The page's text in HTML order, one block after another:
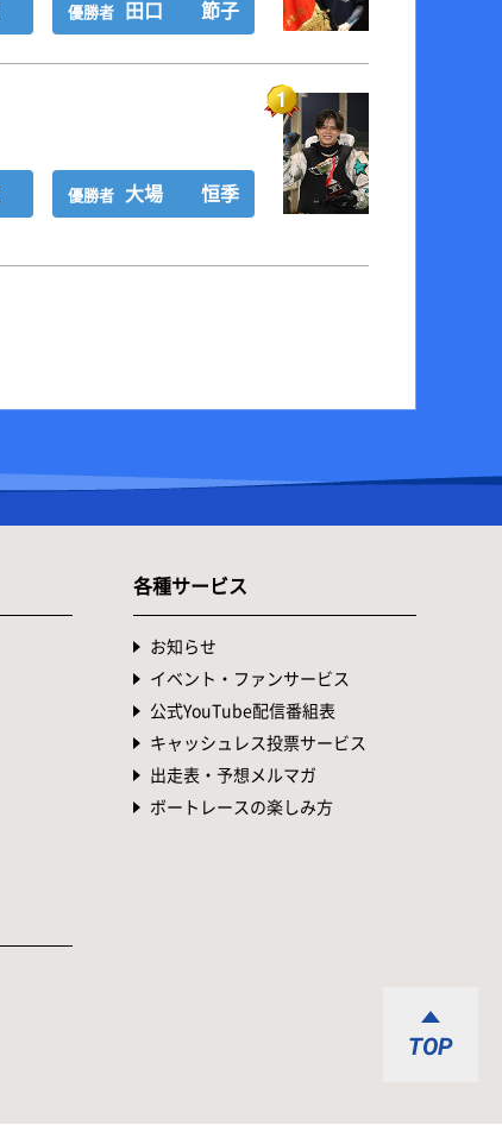
優勝者 田口 節子
優勝者 大場 恒季
各種サービス
お知らせ
イベント・ファンサービス
公式YouTube配信番組表
キャッシュレス投票サービス
出走表・予想メルマガ
ボートレースの楽しみ方
TOP